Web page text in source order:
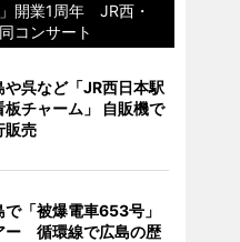
」開業1周年 JR西・
コンサート
や呉など「JR西日本駅
板チャーム」 自販機で
販売
で「被爆電車653号」
ー 循環線で広島の歴